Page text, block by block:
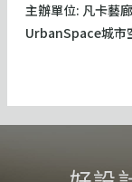
主辦單位: 凡卡藝
UrbanSpace城市